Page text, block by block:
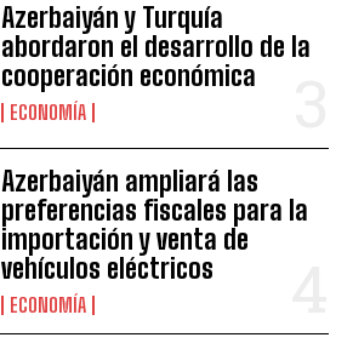
Azerbaiyán y Turquía
abordaron el desarrollo de la
cooperación económica
ECONOMÍA
Azerbaiyán ampliará las
preferencias fiscales para la
importación y venta de
vehículos eléctricos
ECONOMÍA